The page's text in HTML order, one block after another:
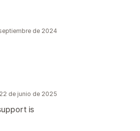
de 2024
de junio de 2025
is